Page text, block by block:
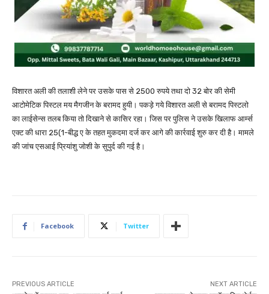
विशारत अली की तलाशी लेने पर उसके पास से 2500 रुपये तथा दो 32 बोर की सेमी
आटोमेटिक पिस्टल मय मैगजीन के बरामद हुयी। पकड़े गये विशारत अली से बरामद पिस्टलो
का लाईसेन्स तलब किया तो दिखाने से कासिर रहा। जिस पर पुलिस ने उसके खिलाफ आर्म्स
एक्ट की धारा 25(1-बीद्ध ए के तहत मुकदमा दर्ज कर आगे की कार्रवाई शुरु कर दी है। मामले
की जांच एसआई प्रियांशु जोशी के सुपुर्द की गई है।
Facebook Twitter
PREVIOUS ARTICLE NEXT ARTICLE